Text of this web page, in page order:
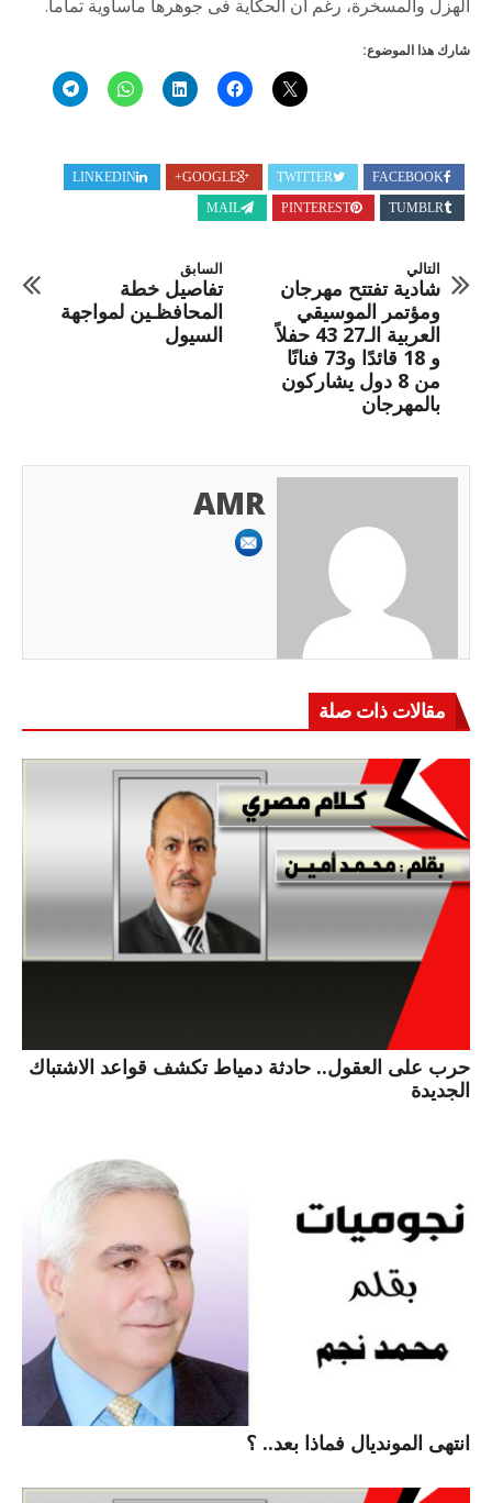
الهزل والمسخرة، رغم أن الحكاية فى جوهرها مأساوية تماما.
شارك هذا الموضوع:
FACEBOOK
TWITTER
GOOGLE+
LINKEDIN
TUMBLR
PINTEREST
MAIL
السابق
تفاصيل خطة
المحافظـين لمواجهة
السيول
التالي
شادية تفتتح مهرجان
ومؤتمر الموسيقي
العربية الـ27 43 حفلاً
و 18 قائدًا و73 فنانًا
من 8 دول يشاركون
بالمهرجان
AMR
مقالات ذات صلة
حرب على العقول.. حادثة دمياط تكشف قواعد الاشتباك
الجديدة
انتهى المونديال فماذا بعد.. ؟